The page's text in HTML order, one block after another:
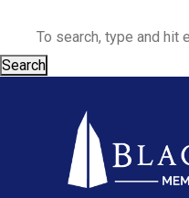
Search